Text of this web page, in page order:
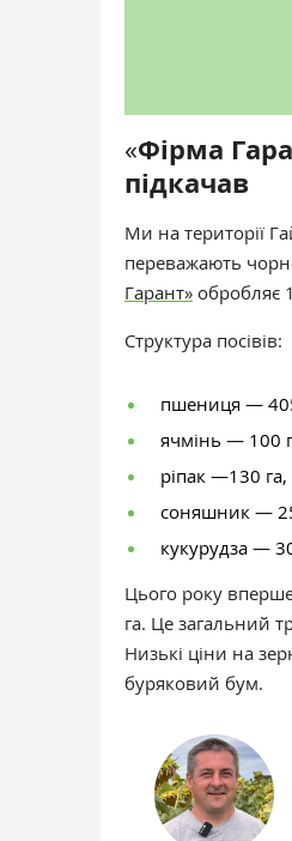
«Фірма
підкачав
Ми на території
переважають
Гарант» обробляє
Структура посівів:
пшениця —
ячмінь — 100
ріпак —130 га,
соняшник —
кукурудза —
Цього року
га. Це загальний
Низькі ціни на
буряковий бум.